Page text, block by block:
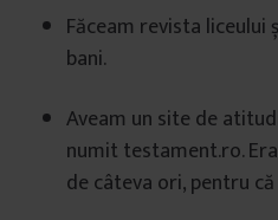
Făceam revista liceului
bani.
Aveam un site de
numit testament.ro.
de câteva ori, pentru